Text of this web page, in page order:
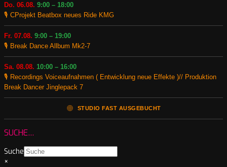
Do. 06.08. 9:00 – 18:00
🎙️ CProjekt Beatbox neues Ride KMG
Fr. 07.08. 9:00 – 19:00
🎙️ Break Dance Allbum Mk2-7
Sa. 08.08. 10:00 – 16:00
🎙️ Recordings Voiceaufnahmen ( Entwicklung neue Effekte )// Produktion
Break Dancer Jinglepack 7
🟠 STUDIO FAST AUSGEBUCHT
SUCHE…
Suche
×